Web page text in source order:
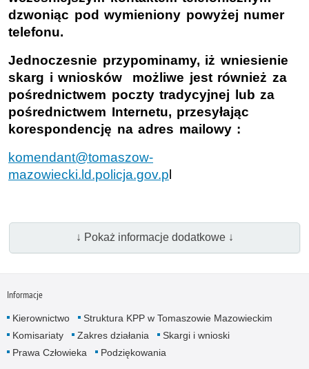
dzwoniąc pod wymieniony powyżej numer
telefonu.
Jednoczesnie przypominamy, iż wniesienie
skarg i wniosków możliwe jest również za
pośrednictwem poczty tradycyjnej lub za
pośrednictwem Internetu, przesyłając
korespondencję na adres mailowy :
komendant@tomaszow-
mazowiecki.ld.policja.gov.pl
↓ Pokaż informacje dodatkowe ↓
Informacje
Kierownictwo
Struktura KPP w Tomaszowie Mazowieckim
Komisariaty
Zakres działania
Skargi i wnioski
Prawa Człowieka
Podziękowania